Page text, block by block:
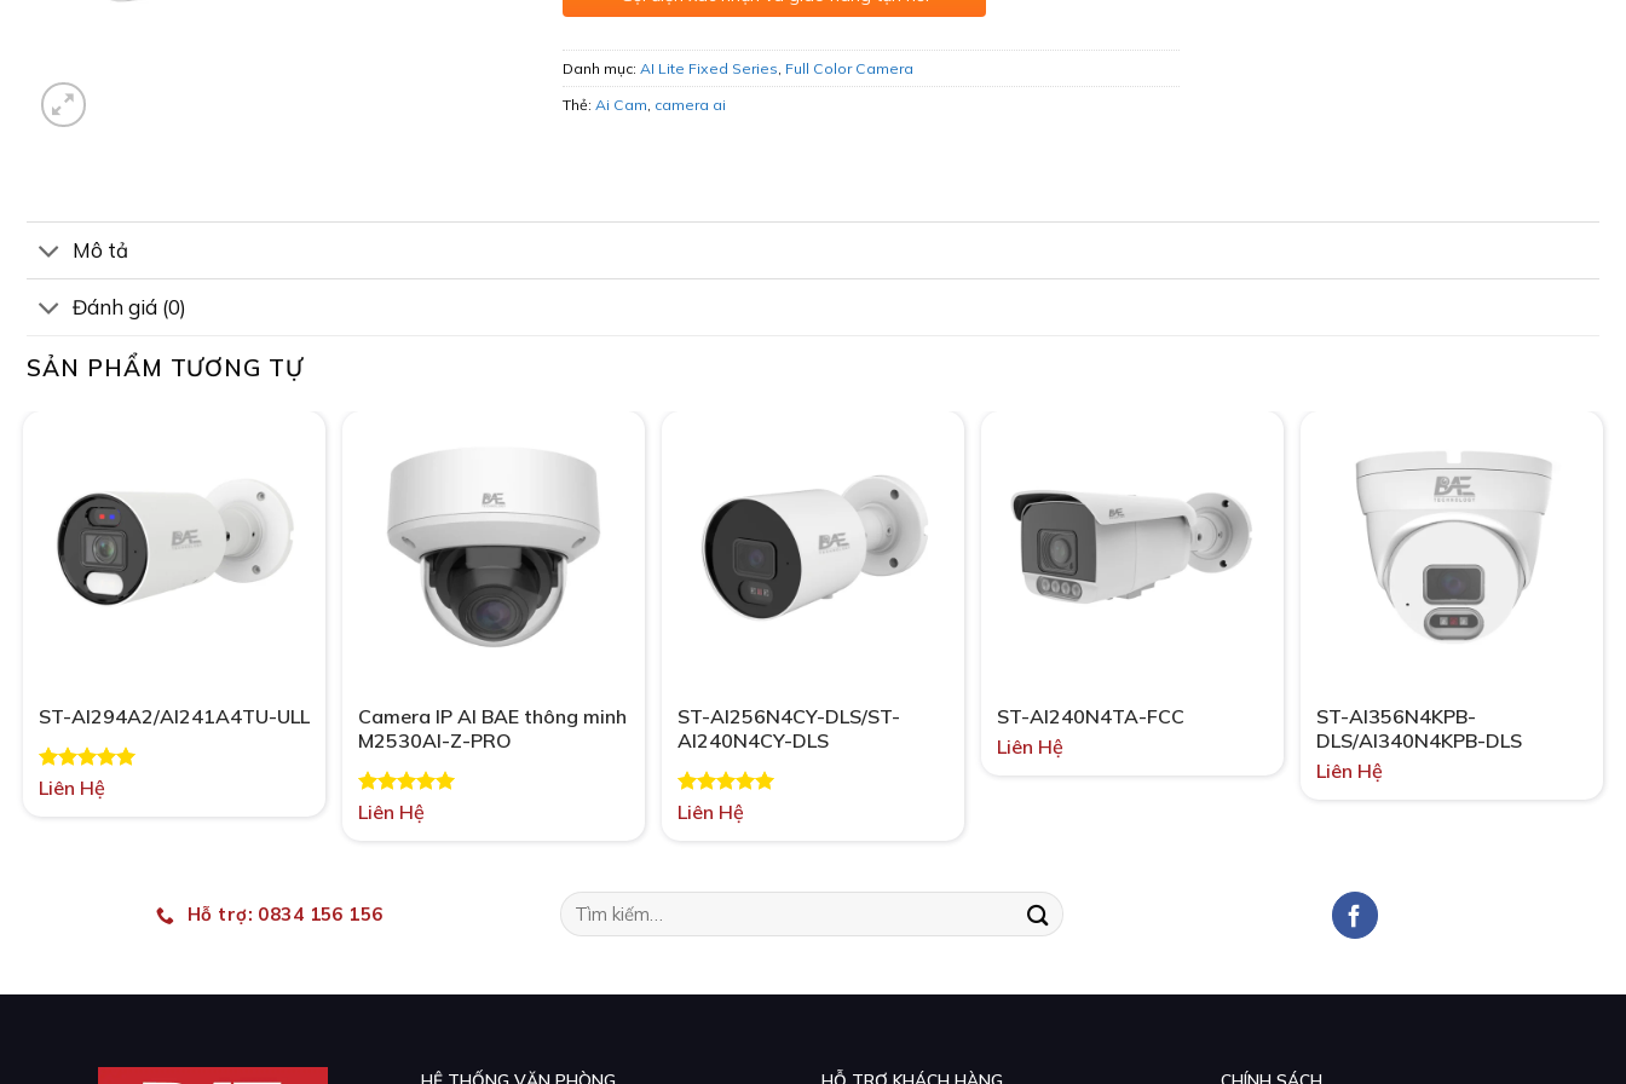
Danh mục: AI Lite Fixed Series Full Color Camera
Thẻ: Ai Cam camera ai
Mô tả
Đánh giá (0)
SẢN PHẨM TƯƠNG TỰ
ST-AI294A2/AI241A4TU-ULL
Được xếp
5.00
Liên Hệ
Camera IP AI BAE thông minh
M2530AI-Z-PRO
Được xếp
5.00
Liên Hệ
ST-AI256N4CY-DLS/ST-
AI240N4CY-DLS
Được xếp
5.00
Liên Hệ
ST-AI240N4TA-FCC
Liên Hệ
ST-AI356N4KPB-
DLS/AI340N4KPB-DLS
Liên Hệ
Hỗ trợ: 0834 156 156
Tìm
kiếm:
HỆ THỐNG VĂN PHÒNG HỖ TRỢ KHÁCH HÀNG CHÍNH SÁCH